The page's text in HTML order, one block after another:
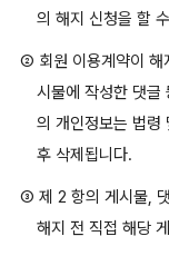
의 해지 신청을 할
② 회원 이용계약이 해
시물에 작성한 댓글
의 개인정보는 법령
후 삭제됩니다.
③ 제 2 항의 게시물,
해지 전 직접 해당